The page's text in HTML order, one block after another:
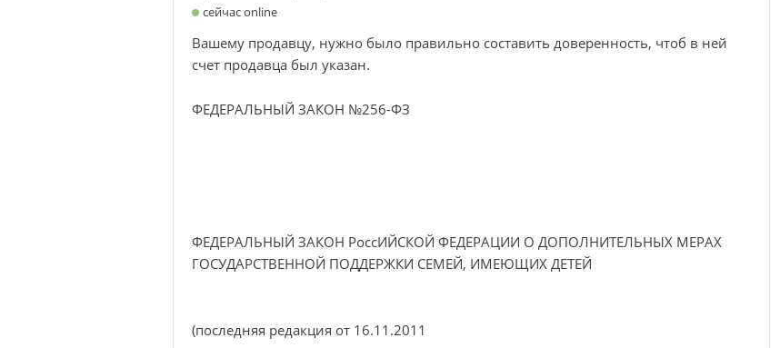
сейчас online
Вашему продавцу, нужно было правильно составить доверенность, чтоб в ней
счет продавца был указан.
ФЕДЕРАЛЬНЫЙ ЗАКОН №256-ФЗ
ФЕДЕРАЛЬНЫЙ ЗАКОН РоссИЙСКОЙ ФЕДЕРАЦИИ О ДОПОЛНИТЕЛЬНЫХ МЕРАХ
ГОСУДАРСТВЕННОЙ ПОДДЕРЖКИ СЕМЕЙ, ИМЕЮЩИХ ДЕТЕЙ
(последняя редакция от 16.11.2011